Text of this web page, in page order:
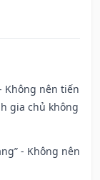
Không nên tiến
gia chủ không
- Không nên